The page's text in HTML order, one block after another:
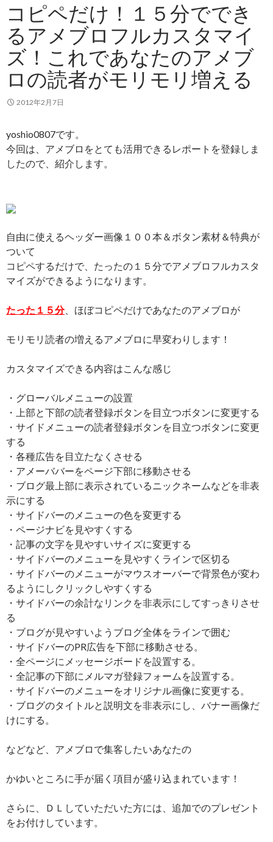
コピペだけ！１５分ででき
るアメブロフルカスタマイ
ズ！これであなたのアメブ
ロの読者がモリモリ増える
2012年2月7日
yoshio0807です。
今回は、アメブロをとても活用できるレポートを登録しま
したので、紹介します。
自由に使えるヘッダー画像１００本＆ボタン素材＆特典が
ついて
コピペするだけで、たったの１５分でアメブロフルカスタ
マイズができるようになります。
たった１５分、ほぼコピペだけであなたのアメブロが
モリモリ読者の増えるアメブロに早変わりします！
カスタマイズできる内容はこんな感じ
・グローバルメニューの設置
・上部と下部の読者登録ボタンを目立つボタンに変更する
・サイドメニューの読者登録ボタンを目立つボタンに変更
する
・各種広告を目立たなくさせる
・アメーババーをページ下部に移動させる
・ブログ最上部に表示されているニックネームなどを非表
示にする
・サイドバーのメニューの色を変更する
・ページナビを見やすくする
・記事の文字を見やすいサイズに変更する
・サイドバーのメニューを見やすくラインで区切る
・サイドバーのメニューがマウスオーバーで背景色が変わ
るようにしクリックしやすくする
・サイドバーの余計なリンクを非表示にしてすっきりさせ
る
・ブログが見やすいようブログ全体をラインで囲む
・サイドバーのPR広告を下部に移動させる。
・全ページにメッセージボードを設置する。
・全記事の下部にメルマガ登録フォームを設置する。
・サイドバーのメニューをオリジナル画像に変更する。
・ブログのタイトルと説明文を非表示にし、バナー画像だ
けにする。
などなど、アメブロで集客したいあなたの
かゆいところに手が届く項目が盛り込まれています！
さらに、ＤＬしていただいた方には、追加でのプレゼント
をお付けしています。